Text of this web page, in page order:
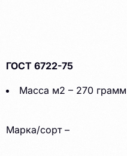
ГОСТ 6722-75
Масса м2 – 270 грамм
Марка/сорт –